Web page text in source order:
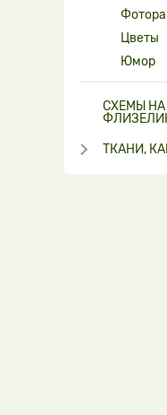
Цветы
Юмор
СХЕМЫ
ТКАНИ,